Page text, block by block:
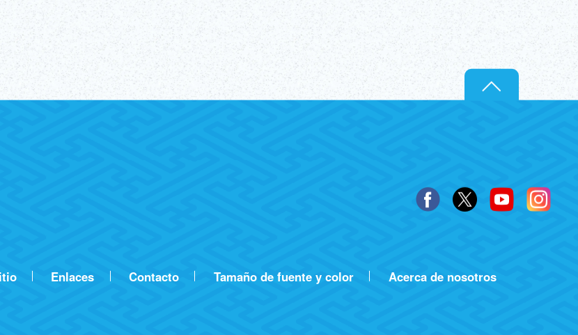
ภาษาไทย
DEUTSCH
ITALIANO
Copy URL
Enlaces Contacto Tamaño de fuente y color Acerca de nosotros